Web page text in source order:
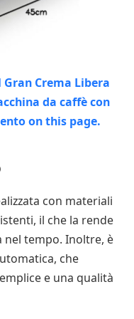
con materiali
il che la rende
nel tempo. Inoltre, è
che
e una qualità